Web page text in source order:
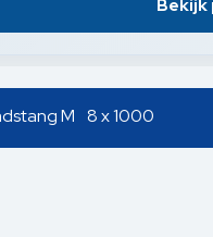
M 8 x 1000